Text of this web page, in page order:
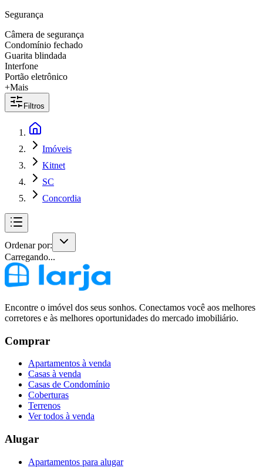
Segurança
Câmera de segurança
Condomínio fechado
Guarita blindada
Interfone
Portão eletrônico
+Mais
Filtros
Imóveis
Kitnet
SC
Concordia
Ordenar por:
Carregando...
Encontre o imóvel dos seus sonhos. Conectamos você aos melhores
corretores e às melhores oportunidades do mercado imobiliário.
Comprar
Apartamentos à venda
Casas à venda
Casas de Condomínio
Coberturas
Terrenos
Ver todos à venda
Alugar
Apartamentos para alugar